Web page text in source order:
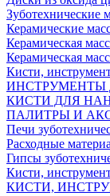
Зуботехнические
Керамические
Керамическая
Керамическая
Кисти,
ИНСТРУМЕНТЫ
КИСТИ ДЛЯ
ПАЛИТРЫ И
Печи
Расходные
Гипсы
Кисти,
КИСТИ,